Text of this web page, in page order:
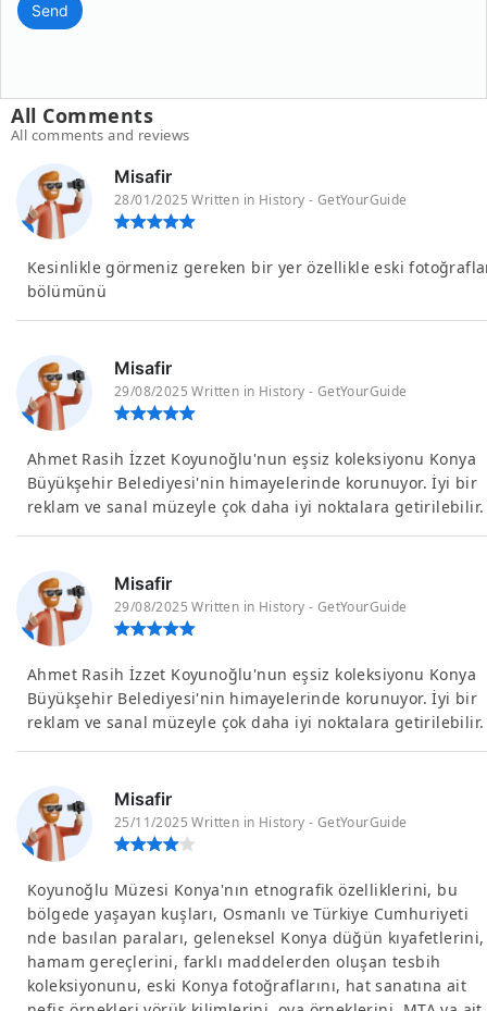
Send
All Comments
All comments and reviews
Misafir
28/01/2025 Written in History - GetYourGuide
Kesinlikle görmeniz gereken bir yer özellikle eski
bölümünü
Misafir
29/08/2025 Written in History - GetYourGuide
Ahmet Rasih İzzet Koyunoğlu'nun eşsiz koleksiyonu Konya
Büyükşehir Belediyesi'nin himayelerinde korunuyor. İyi bir
reklam ve sanal müzeyle çok daha iyi noktalara getirilebilir.
Misafir
29/08/2025 Written in History - GetYourGuide
Ahmet Rasih İzzet Koyunoğlu'nun eşsiz koleksiyonu Konya
Büyükşehir Belediyesi'nin himayelerinde korunuyor. İyi bir
reklam ve sanal müzeyle çok daha iyi noktalara getirilebilir.
Misafir
25/11/2025 Written in History - GetYourGuide
Koyunoğlu Müzesi Konya'nın etnografik özelliklerini, bu
bölgede yaşayan kuşları, Osmanlı ve Türkiye Cumhuriyeti
nde basılan paraları, geleneksel Konya düğün kıyafetlerini,
hamam gereçlerini, farklı maddelerden oluşan tesbih
koleksiyonunu, eski Konya fotoğraflarını, hat sanatına ait